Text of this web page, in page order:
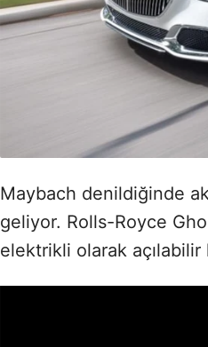
Maybach denildiğinde
geliyor. Rolls-Royce
elektrikli olarak açılabilir